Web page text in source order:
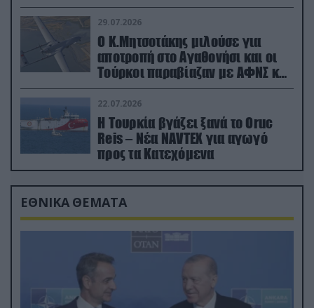
29.07.2026
Ο Κ.Μητσοτάκης μιλούσε για
αποτροπή στο Αγαθονήσι και οι
Τούρκοι παραβίαζαν με ΑΦΝΣ και
drone
22.07.2026
Η Τουρκία βγάζει ξανά το Oruc
Reis – Νέα NAVTEX για αγωγό
προς τα Κατεχόμενα
ΕΘΝΙΚΑ ΘΕΜΑΤΑ